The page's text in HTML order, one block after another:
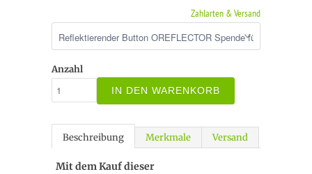
Zahlarten & Versand
Anzahl
IN DEN WARENKORB
Beschreibung Merkmale Versand
Mit dem Kauf dieser